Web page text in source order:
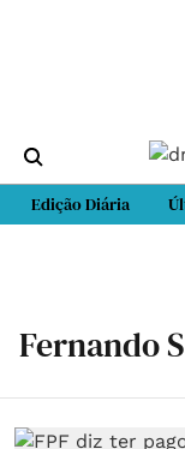
Edição Diária
Fernando